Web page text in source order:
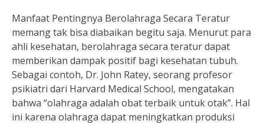
Manfaat Pentingnya Berolahraga Secara Teratur
memang tak bisa diabaikan begitu saja. Menurut para
ahli kesehatan, berolahraga secara teratur dapat
memberikan dampak positif bagi kesehatan tubuh.
Sebagai contoh, Dr. John Ratey, seorang profesor
psikiatri dari Harvard Medical School, mengatakan
bahwa “olahraga adalah obat terbaik untuk otak”. Hal
ini karena olahraga dapat meningkatkan produksi